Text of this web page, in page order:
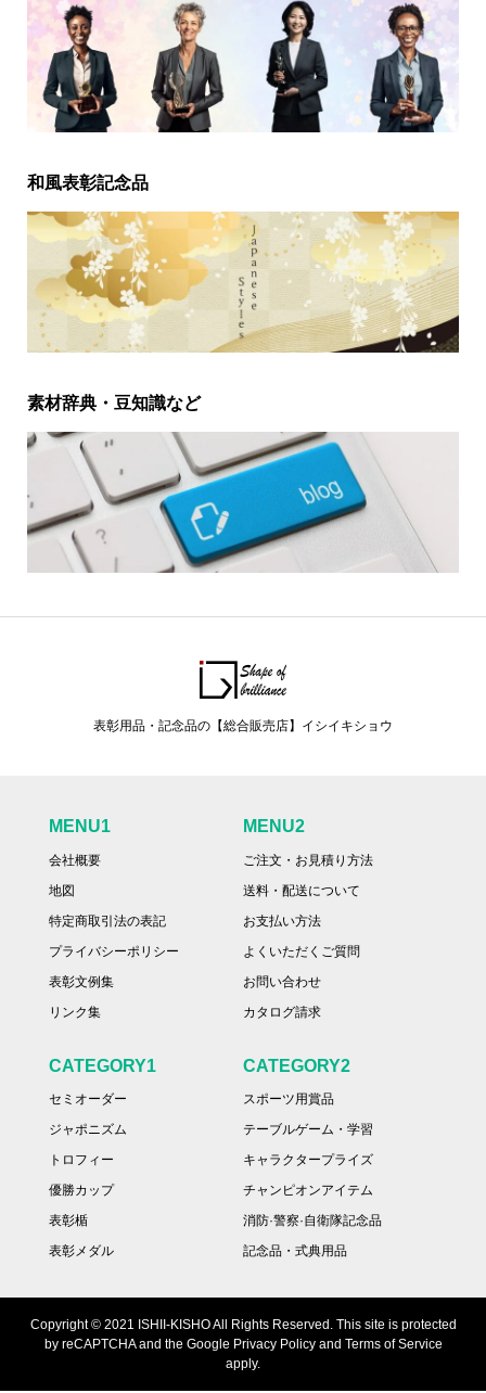
和風表彰記念品
素材辞典・豆知識など
表彰用品・記念品の【総合販売店】イシイキショウ
MENU1
会社概要
地図
特定商取引法の表記
プライバシーポリシー
表彰文例集
リンク集
MENU2
ご注文・お見積り方法
送料・配送について
お支払い方法
よくいただくご質問
お問い合わせ
カタログ請求
CATEGORY1
セミオーダー
ジャポニズム
トロフィー
優勝カップ
表彰楯
表彰メダル
CATEGORY2
スポーツ用賞品
テーブルゲーム・学習
キャラクタープライズ
チャンピオンアイテム
消防·警察·自衛隊記念品
記念品・式典用品
Copyright © 2021 ISHII-KISHO All Rights Reserved. This site is protected
by reCAPTCHA and the Google Privacy Policy and Terms of Service
apply.